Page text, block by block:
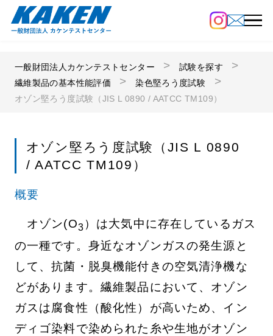
一般財団法人カケンテストセンター
試験を探す
繊維製品の基本性能評価
染色堅ろう度試験
オゾン堅ろう度試験（JIS L 0890 / AATCC TM109）
オゾン堅ろう度試験（JIS L 0890
/ AATCC TM109）
概要
オゾン(O3 ）は大気中に存在しているガス
の一種です。身近なオゾンガスの発生源と
して、抗菌・脱臭機能付きの空気清浄機な
どがあります。繊維製品において、オゾン
ガスは腐食性（酸化性）が高いため、イン
ディゴ染料で染められた糸や生地がオゾン